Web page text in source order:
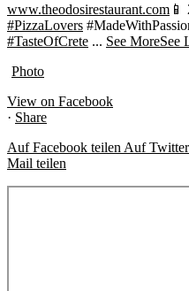
www.theodosirestaurant.com 📱
#PizzaLovers
#TasteOfCrete ... See MoreSee
Photo
View on Facebook
· Share
Auf Facebook teilen Auf
Mail teilen